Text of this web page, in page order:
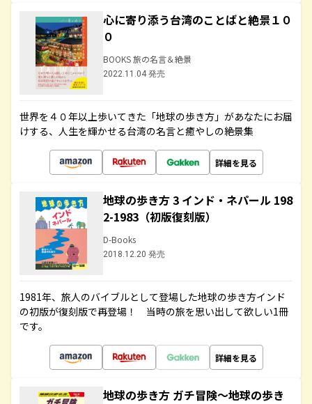
心に寄り添う台湾のことばと絶景１０
０
BOOKS 旅の名言＆絶景
2022.11.04 発売
世界を４０年以上歩いてきた「地球の歩き方」があなたにお届
けする、人生を輝かせる台湾の名言と癒やしの絶景集
詳細を見る
地球の歩き方 3 インド・ネパール 198
2-1983（初版復刻版）
D-Books
2018.12.20 発売
1981年、旅人のバイブルとして登場した地球の歩き方インド
の初版が復刻版で再登場！ 当時の旅を思い出して欲しい1冊
です。
詳細を見る
地球の歩き方 ガチ冒険～地球の歩き